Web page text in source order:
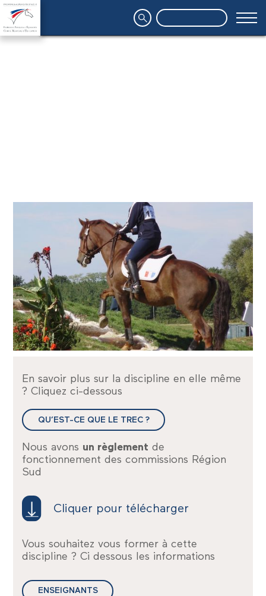
En savoir plus sur la discipline en elle même
? Cliquez ci-dessous
QU’EST-CE QUE LE TREC ?
Nous avons un règlement de
fonctionnement des commissions Région
Sud
Cliquer pour télécharger
Vous souhaitez vous former à cette
discipline ? Ci dessous les informations
ENSEIGNANTS